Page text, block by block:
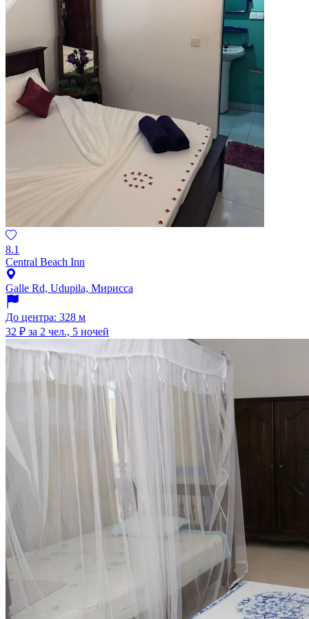
8.1
Central Beach Inn
Galle Rd, Udupila, Мирисса
До центра: 328 м
32 ₽ за 2 чел., 5 ночей